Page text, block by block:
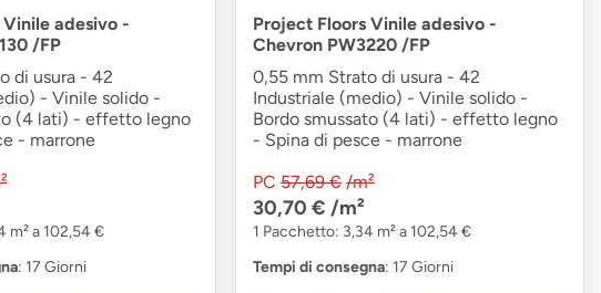
adesivo -
/FP
di usura - 42
- Vinile solido -
(4 lati) - effetto legno
- marrone
m² a 102,54 €
: 17 Giorni
Project Floors Vinile adesivo -
Chevron PW3220 /FP
0,55 mm Strato di usura - 42
Industriale (medio) - Vinile solido -
Bordo smussato (4 lati) - effetto legno
- Spina di pesce - marrone
PC 57,69 € /m²
30,70 € /m²
1 Pacchetto: 3,34 m² a 102,54 €
Tempi di consegna: 17 Giorni